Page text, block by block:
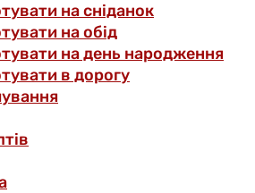
на сніданок
на обід
на день народження
в дорогу